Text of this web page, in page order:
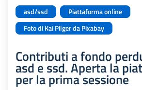
asd/ssd
Piattaforma online
Foto di Kai Pilger da Pixabay
Contributi a fondo
asd e ssd. Aperta la
per la prima sessione